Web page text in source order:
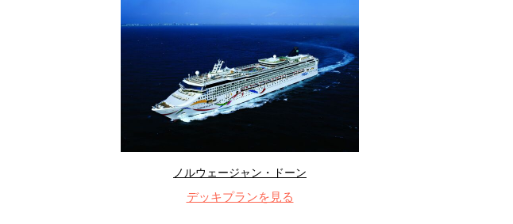
ノルウェージャン・ドーン
デッキプランを見る